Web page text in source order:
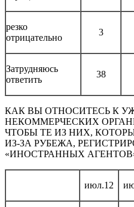
резко
отрицательно
3
Затрудняюсь
ответить
38
КАК ВЫ ОТНОСИТЕСЬ К
НЕКОММЕРЧЕСКИХ
ЧТОБЫ ТЕ ИЗ НИХ,
ИЗ-ЗА РУБЕЖА,
«ИНОСТРАННЫХ
июл.12